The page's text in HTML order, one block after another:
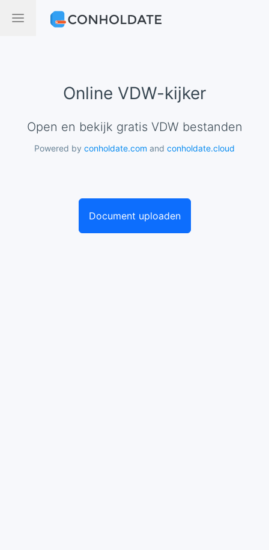
Online VDW-kijker
Open en bekijk gratis VDW bestanden
Powered by conholdate.com and conholdate.cloud
Document uploaden